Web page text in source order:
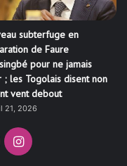
subterfuge en
de Faure
pour ne jamais
; les Togolais disent non
vent debout
21, 2026
Instagram